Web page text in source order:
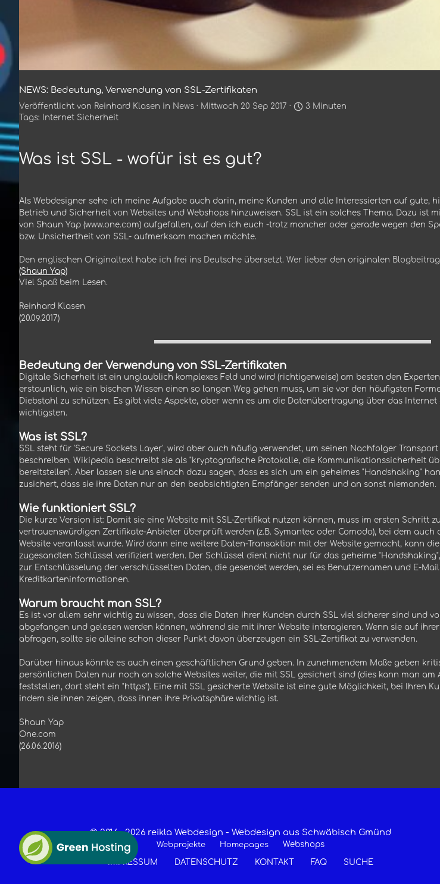
NEWS: Bedeutung, Verwendung von SSL-Zertifikaten
Veröffentlicht von Reinhard Klasen in News · Mittwoch 20 Sep 2017 ·
3 Minuten
Tags:
Internet Sicherheit
Was ist SSL - wofür ist es gut?
Als Webdesigner sehe ich meine Aufgabe auch darin, meine Kunden und alle Interessierten auf gute,
Betrieb und Sicherheit von Websites und Webshops hinzuweisen. SSL ist ein solches Thema. Dazu ist
von Shaun Yap (www.one.com) aufgefallen, auf den ich euch -trotz mancher oder gerade wegen den
bzw. Unsichertheit von SSL- aufmerksam machen möchte.
Den englischen Originaltext habe ich frei ins Deutsche übersetzt. Wer lieber den originalen
(Shaun Yap)
Viel Spaß beim Lesen.
Reinhard Klasen
(20.09.2017)
Bedeutung der Verwendung von SSL-Zertifikaten
Digitale Sicherheit ist ein unglaublich komplexes Feld und wird (richtigerweise) am besten den
erstaunlich, wie ein bischen Wissen einen so langen Weg gehen muss, um sie vor den häufigsten
Diebstahl zu schützen. Es gibt viele Aspekte, aber wenn es um die Datenübertragung über das Internet
wichtigsten.
Was ist SSL?
SSL steht für 'Secure Sockets Layer', wird aber auch häufig verwendet, um seinen Nachfolger Transport
beschreiben. Wikipedia beschreibt sie als "kryptografische Protokolle, die Kommunikationssicherheit
bereitstellen". Aber lassen sie uns einach dazu sagen, dass es sich um ein geheimes "Handshaking"
zusichert, dass sie ihre Daten nur an den beabsichtigten Empfänger senden und an sonst niemanden.
Wie funktioniert SSL?
Die kurze Version ist: Damit sie eine Website mit SSL-Zertifikat nutzen können, muss im ersten Schritt
vertrauenswürdigen Zertifikate-Anbieter überprüft werden (z.B. Symantec oder Comodo), bei dem
Website veranlasst wurde. Wird dann eine weitere Daten-Transaktion mit der Website gemacht, kann
zugesandten Schlüssel verifiziert werden. Der Schlüssel dient nicht nur für das geheime
zur Entschlüsselung der verschlüsselten Daten, die gesendet werden, sei es Benutzernamen und E-
Kreditkarteninformationen.
Warum braucht man SSL?
Es ist vor allem sehr wichtig zu wissen, dass die Daten ihrer Kunden durch SSL viel sicherer sind und
abgefangen und gelesen werden können, während sie mit ihrer Website interagieren. Wenn sie auf
abfragen, sollte sie alleine schon dieser Punkt davon überzeugen ein SSL-Zertifikat zu verwenden.
Darüber hinaus könnte es auch einen geschäftlichen Grund geben. In zunehmendem Maße geben
persönlichen Daten nur noch an solche Websites weiter, die mit SSL gesichert sind (dies kann man am
feststellen, dort steht ein "https"). Eine mit SSL gesicherte Website ist eine gute Möglichkeit, bei Ihren
indem sie ihnen zeigen, dass ihnen ihre Privatsphäre wichtig ist.
Shaun Yap
One.com
(26.06.2016)
© 2016 -2026 reikla Webdesign - Webdesign aus Schwäbisch Gmünd
Webprojekte Homepages
Webshops
IMPRESSUM
DATENSCHUTZ KONTAKT FAQ SUCHE